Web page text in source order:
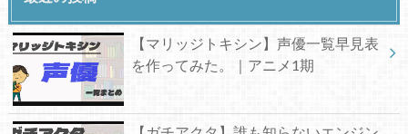
【マリッジトキシン】声優一覧早見表
を作ってみた。｜アニメ1期